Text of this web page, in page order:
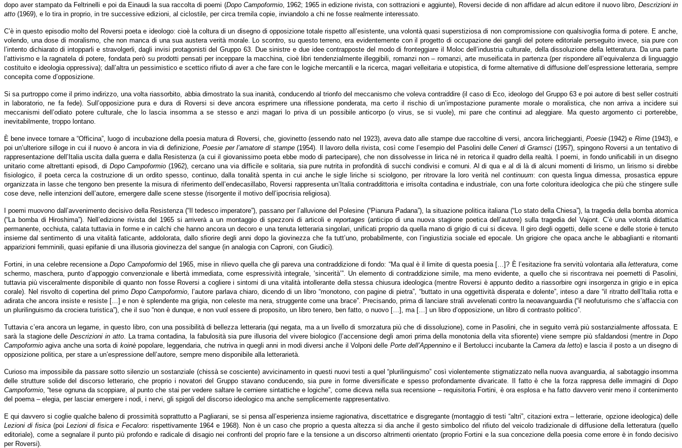
dopo aver stampato da Feltrinelli e poi da Einaudi la sua raccolta di poemi (Dopo Campoformio, 1962; 1965 in edizione rivista, con sottrazioni e aggiunte), Roversi decide di non affidare ad alcun editore il nuovo libro, Descrizioni in
atto (1969), e lo tira in proprio, in tre successive edizioni, al ciclostile, per circa tremila copie, inviandolo a chi ne fosse realmente interessato.
C’è in questo episodio molto del Roversi poeta e ideologo: cioè la coltura di un disegno di opposizione totale rispetto all’esistente, una volontà quasi superstiziosa di non compromissione con qualsivoglia forma di potere. E anche,
volendo, una dose di moralismo, che non manca di una sua austera verità morale. Lo scontro, su questo terreno, era evidentemente con il progetto di occupazione dei gangli del potere editoriale perseguito invece, sia pure con
l’intento dichiarato di intopparli e stravolgerli, dagli invisi protagonisti del Gruppo 63. Due sinistre e due idee contrapposte del modo di fronteggiare il Moloc dell’industria culturale, della dissoluzione della letteratura. Da una parte
l’attivismo e la ragnatela di potere, fondata però su prodotti pensati per inceppare la macchina, cioè libri tendenzialmente illeggibili, romanzi non – romanzi, arte museificata in partenza (per rispondere all’equivalenza di linguaggio
costituito e ideologia oppressiva); dall’altra un pessimistico e scettico rifiuto di aver a che fare con le logiche mercantili e la ricerca, magari velleitaria e utopistica, di forme alternative di diffusione dell’espressione letteraria, sempre
concepita come d’opposizione.
Si sa purtroppo come il primo indirizzo, una volta riassorbito, abbia dimostrato la sua inanità, conducendo al trionfo del meccanismo che voleva contraddire (il caso di Eco, ideologo del Gruppo 63 e poi autore di best seller costruiti
in laboratorio, ne fa fede). Sull’opposizione pura e dura di Roversi si deve ancora esprimere una riflessione ponderata, ma certo il rischio di un’impostazione puramente morale o moralistica, che non arriva a incidere sui
meccanismi dell’odiato potere culturale, che lo lascia insomma a se stesso e anzi magari lo priva di un possibile anticorpo (o virus, se si vuole), mi pare che continui ad aleggiare. Ma questo argomento ci porterebbe,
inevitabilmente, troppo lontano.
È bene invece tornare a “Officina”, luogo di incubazione della poesia matura di Roversi, che, giovinetto (essendo nato nel 1923), aveva dato alle stampe due raccoltine di versi, ancora liricheggianti, Poesie (1942) e Rime(1943), e
poi un’ulteriore silloge in cui il nuovo è ancora in via di definizione,Poesie per l’amatore di stampe(1954). Il lavoro della rivista, così come l’esempio del Pasolini delleCeneri di Gramsci (1957), spingono Roversi a un tentativo di
rappresentazione dell’Italia uscita dalla guerra e dalla Resistenza (a cui il giovanissimo poeta ebbe modo di partecipare), che non dissolvesse in lirica né in retorica il quadro della realtà. I poemi, in fondo unificabili in un disegno
unitario come altrettanti episodi, di Dopo Campoformio (1962), cercano una via difficile e solitaria, sia pure nutrita in profondità di succhi condivisi e comuni. Al di qua e al di là di alcuni momenti di lirismo, un lirismo si direbbe
fisiologico, il poeta cerca la costruzione di un ordito spesso, continuo, dalla tonalità spenta in cui anche le sigle liriche si sciolgono, per ritrovare la loro verità nel continuum: con questa lingua dimessa, prosastica eppure
organizzata in lasse che tengono ben presente la misura di riferimento dell’endecasillabo, Roversi rappresenta un’Italia contraddittoria e irrisolta contadina e industriale, con una forte coloritura ideologica che più che stingere sulle
cose deve, nelle intenzioni dell’autore, emergere dalle scene stesse (risorgente il motivo dell’ipocrisia religiosa).
I poemi muovono dall’avvenimento decisivo della Resistenza (“Il tedesco imperatore”), passano per l’alluvione del Polesine (“Pianura Padana”), la situazione politica italiana (“Lo stato della Chiesa”), la tragedia della bomba atomica
(“La bomba di Hiroshima”). Nell’edizione rivista del 1965 si arriverà a un montaggio di spezzoni di articoli e reportages (anticipo di una nuova stagione poetica dell’autore) sulla tragedia del Vajont. C’è una volontà didattica
permanente, occhiuta, calata tuttavia in forme e in calchi che hanno ancora un decoro e una tenuta letteraria singolari, unificati proprio da quella mano di grigio di cui si diceva. Il giro degli oggetti, delle scene e delle storie è tenuto
insieme dal sentimento di una vitalità faticante, addolorata, dallo sfiorire degli anni dopo la giovinezza che fa tutt’uno, probabilmente, con l’ingiustizia sociale ed epocale. Un grigiore che opaca anche le abbaglianti e ritornanti
apparizioni femminili, quasi epifanie di una illusoria giovinezza del sangue (in analogia con Caproni, con Giudici).
Fortini, in una celebre recensione aDopo Campoformiodel 1965, mise in rilievo quella che gli pareva una contraddizione di fondo: “Ma qual è il limite di questa poesia […]? È l’esitazione fra servitù volontaria alla letteratura, come
schermo, maschera, punto d’appoggio convenzionale e libertà immediata, come espressività integrale, ‘sincerità’”. Un elemento di contraddizione simile, ma meno evidente, a quello che si riscontrava nei poemetti di Pasolini,
tuttavia più visceralmente disponibile di quanto non fosse Roversi a cogliere i sintomi di una vitalità intollerante della stessa chiusura ideologica (mentre Roversi è appunto dedito a riassorbire ogni insorgenza in grigio e in epica
corale). Nel risvolto di copertina del primo Dopo Campoformio , l’autore parlava chiaro, dicendo di un libro “monotono, con pagine di pietra”, “buttato in una oggettività disperata e dolente”, inteso a dare “il ritratto dell’Italia rotta e
adirata che ancora insiste e resiste […] e non è splendente ma grigia, non celeste ma nera, struggente come una brace”. Precisando, prima di lanciare strali avvelenati contro la neoavanguardia (“il neofuturismo che s’affaccia con
un plurilinguismo da crociera turistica”), che il suo “non è dunque, e non vuol essere di proposito, un libro tenero, ben fatto, o nuovo […], ma […] un libro d’opposizione, un libro di contrasto politico”.
Tuttavia c’era ancora un legame, in questo libro, con una possibilità di bellezza letteraria (qui negata, ma a un livello di smorzatura più che di dissoluzione), come in Pasolini, che in seguito verrà più sostanzialmente affossata. E
sarà la stagione delleDescrizioni in atto. La trama contadina, la fabulosità sia pure illusoria del vivere biologico (l’accensione degli amori prima della monotonia della vita sfiorente) viene sempre più sfaldandosi (mentre inDopo
Campoformio agiva anche una sorta di koinèpopolare, leggendaria, che nutriva in quegli anni in modi diversi anche il Volponi delle Porte dell’Appenninoe il Bertolucci incubante laCamera da letto) e lascia il posto a un disegno di
opposizione politica, per stare a un’espressione dell’autore, sempre meno disponibile alla letterarietà.
Curioso ma impossibile da passare sotto silenzio un sostanziale (chissà se cosciente) avvicinamento in questi nuovi testi a quel “plurilinguismo” così violentemente stigmatizzato nella nuova avanguardia, al sabotaggio insomma
delle strutture solide del discorso letterario, che proprio i novatori del Gruppo stavano conducendo, sia pure in forme diversificate e spesso profondamente divaricate. Il fatto è che la forza rappresa delle immagini di Dopo
Campoformio , “tese ognuna da scoppiare, al punto che stai per vedere saltare le cerniere sintattiche e logiche”, come diceva nella sua recensione – requisitoria Fortini, è ora esplosa e ha fatto davvero venir meno il contenimento
del poema – elegia, per lasciar emergere i nodi, i nervi, gli spigoli del discorso ideologico ma anche semplicemente rappresentativo.
E qui davvero si coglie qualche baleno di prossimità soprattutto a Pagliarani, se si pensa all’esperienza insieme ragionativa, discettatrice e disgregante (montaggio di testi “altri”, citazioni extra – letterarie, opzione ideologica) delle
Lezioni di fisica (poi Lezioni di fisica e Fecaloro: rispettivamente 1964 e 1968). Non è un caso che proprio a questa altezza si dia anche il gesto simbolico del rifiuto del veicolo tradizionale di diffusione della letteratura (quello
editoriale), come a segnalare il punto più profondo e radicale di disagio nei confronti del proprio fare e la tensione a un discorso altrimenti orientato (proprio Fortini e la sua concezione della poesia come errore è in fondo decisivo
per Roversi).